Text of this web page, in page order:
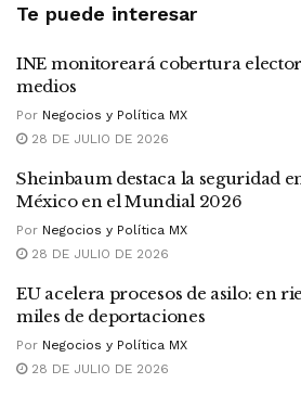
Te puede interesar
INE monitoreará cobertura
medios
Por Negocios y Política MX
28 DE JULIO DE 2026
Sheinbaum destaca la seguridad
México en el Mundial 2026
Por Negocios y Política MX
28 DE JULIO DE 2026
EU acelera procesos de asilo: en
miles de deportaciones
Por Negocios y Política MX
28 DE JULIO DE 2026